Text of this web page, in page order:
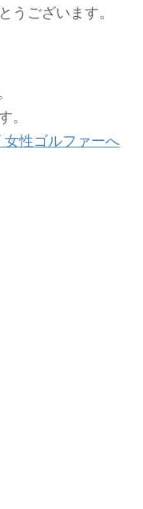
うございます。
。